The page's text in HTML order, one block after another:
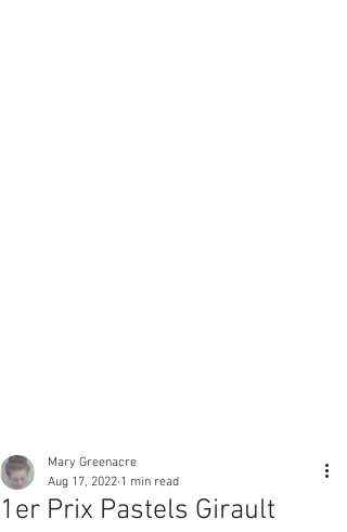
1er Prix Pastels Girault
Mary Greenacre
Aug 17, 2022 1 min read